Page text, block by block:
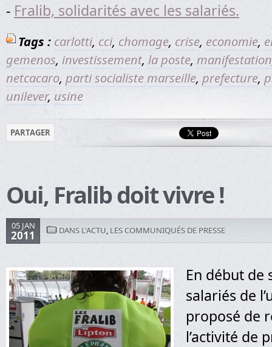
- Fralib, solidarités avec les salariés.
Tags : carlotti, cci, chomage, crise, economie,
gemenos, investissement, la poste, manifestation
netcacaro, parti socialiste marseille, prefecture,
unilever, usine
PARTAGER
Oui, Fralib doit vivre !
05 JAN
2011 DANS L'ACTU, LES COMMUNIQUÉS DE PRESSE
En début de
salariés de
proposé de
l’activité de